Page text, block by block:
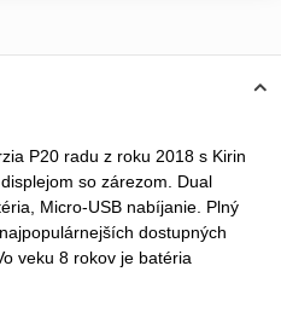
P20 radu z roku 2018 s Kirin
so zárezom. Dual
Micro-USB nabíjanie. Plný
dostupných
veku 8 rokov je batéria